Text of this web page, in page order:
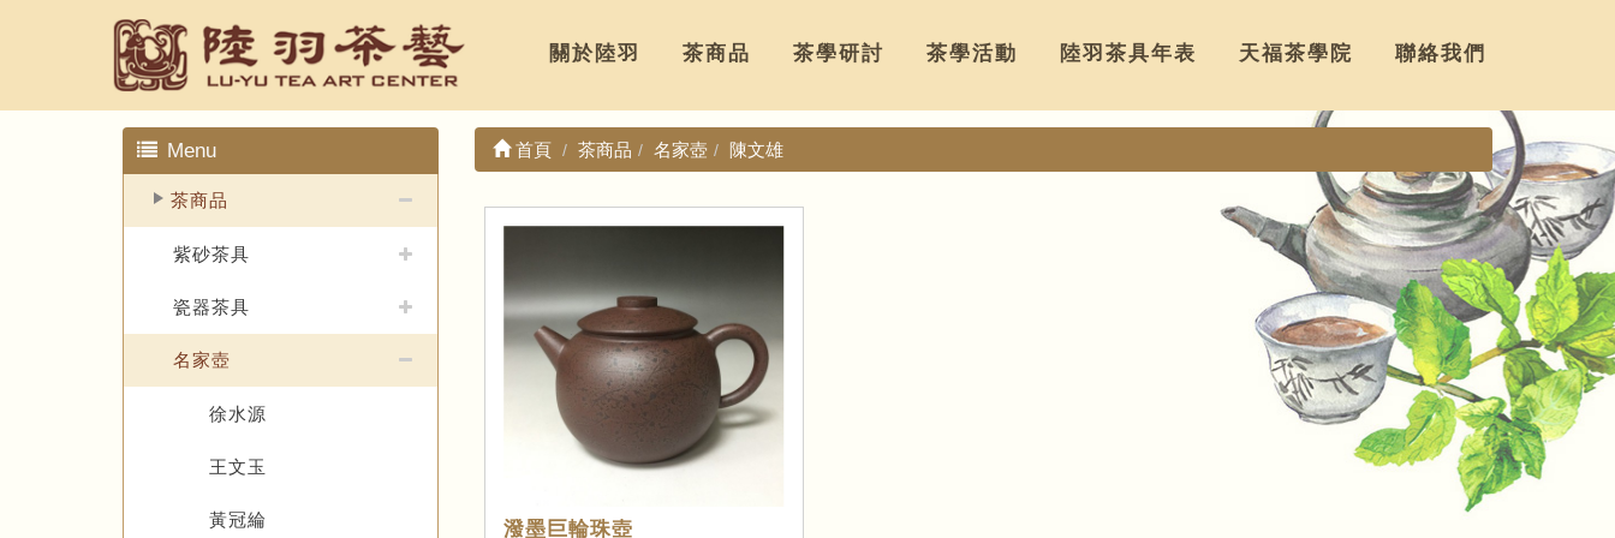
關於陸羽 茶商品 茶學研討 茶學活動 陸羽茶具年表 天福茶學院 聯絡我們
首頁 茶商品 名家壺 陳文雄
潑墨巨輪珠壺
Menu
茶商品
紫砂茶具
瓷器茶具
名家壺
徐水源
王文玉
黃冠綸